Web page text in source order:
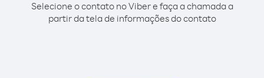
Selecione o contato no Viber e faça a chamada a
partir da tela de informações do contato